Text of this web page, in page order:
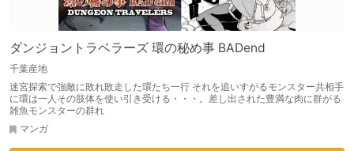
ダンジョントラベラーズ 環の秘め事 BADend
千葉産地
迷宮探索で強敵に敗れ敗走した環たち一行 それを追いすがるモンスター共相手
に環は一人その肢体を使い引き受ける・・・。差し出された豊満な肉に群がる
雑魚モンスターの群れ
マンガ